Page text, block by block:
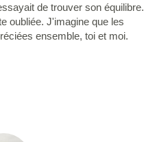
de trouver son équilibre.
oubliée. J'imagine que les
ensemble, toi et moi.